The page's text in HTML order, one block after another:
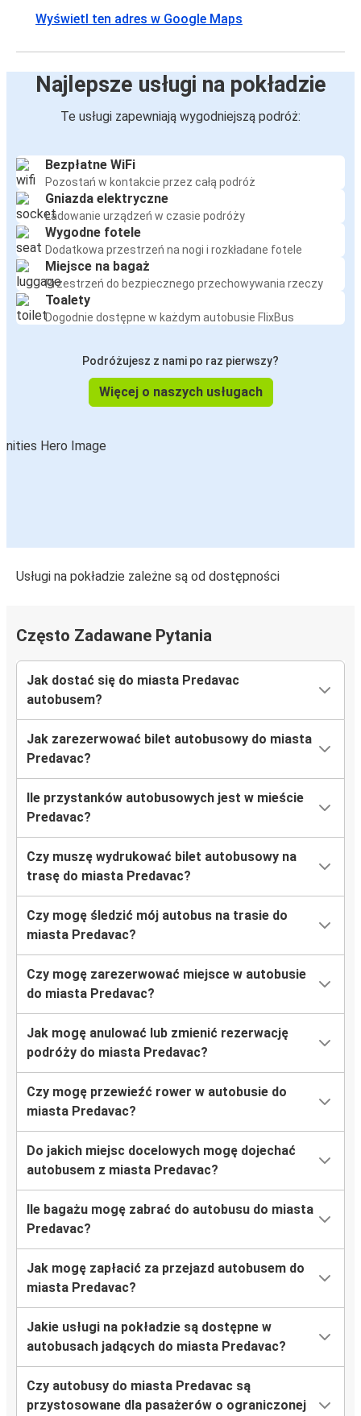
Wyświetl ten adres w Google Maps
Najlepsze usługi na pokładzie
Te usługi zapewniają wygodniejszą podróż:
Bezpłatne WiFi
Pozostań w kontakcie przez całą podróż
Gniazda elektryczne
Ładowanie urządzeń w czasie podróży
Wygodne fotele
Dodatkowa przestrzeń na nogi i rozkładane fotele
Miejsce na bagaż
Przestrzeń do bezpiecznego przechowywania rzeczy
Toalety
Dogodnie dostępne w każdym autobusie FlixBus
Podróżujesz z nami po raz pierwszy?
Więcej o naszych usługach
Usługi na pokładzie zależne są od dostępności
Często Zadawane Pytania
Jak dostać się do miasta Predavac
autobusem?
Jak zarezerwować bilet autobusowy do miasta
Predavac?
Ile przystanków autobusowych jest w mieście
Predavac?
Czy muszę wydrukować bilet autobusowy na
trasę do miasta Predavac?
Czy mogę śledzić mój autobus na trasie do
miasta Predavac?
Czy mogę zarezerwować miejsce w autobusie
do miasta Predavac?
Jak mogę anulować lub zmienić rezerwację
podróży do miasta Predavac?
Czy mogę przewieźć rower w autobusie do
miasta Predavac?
Do jakich miejsc docelowych mogę dojechać
autobusem z miasta Predavac?
Ile bagażu mogę zabrać do autobusu do miasta
Predavac?
Jak mogę zapłacić za przejazd autobusem do
miasta Predavac?
Jakie usługi na pokładzie są dostępne w
autobusach jadących do miasta Predavac?
Czy autobusy do miasta Predavac są
przystosowane dla pasażerów o ograniczonej